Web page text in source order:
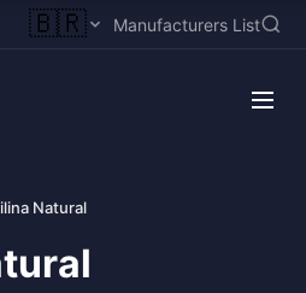
🇧🇷 Manufacturers List
Natural